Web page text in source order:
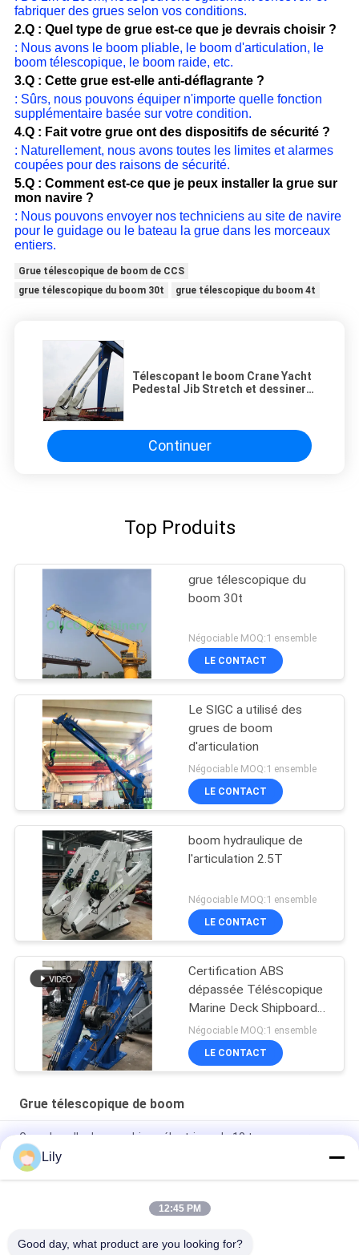
fabriquer des grues selon vos conditions.
2.Q : Quel type de grue est-ce que je devrais choisir ?
: Nous avons le boom pliable, le boom d'articulation, le
boom télescopique, le boom raide, etc.
3.Q : Cette grue est-elle anti-déflagrante ?
: Sûrs, nous pouvons équiper n'importe quelle fonction
supplémentaire basée sur votre condition.
4.Q : Fait votre grue ont des dispositifs de sécurité ?
: Naturellement, nous avons toutes les limites et alarmes
coupées pour des raisons de sécurité.
5.Q : Comment est-ce que je peux installer la grue sur
mon navire ?
: Nous pouvons envoyer nos techniciens au site de navire
pour le guidage ou le bateau la grue dans les morceaux
entiers.
Grue télescopique de boom de CCS
grue télescopique du boom 30t
grue télescopique du boom 4t
Télescopant le boom Crane Yacht
Pedestal Jib Stretch et dessiner
Continuer
Top Produits
grue télescopique du
boom 30t
Négociable MOQ:1 ensemble
LE CONTACT
Le SIGC a utilisé des
grues de boom
d'articulation
Négociable MOQ:1 ensemble
LE CONTACT
boom hydraulique de
l'articulation 2.5T
Négociable MOQ:1 ensemble
LE CONTACT
Certification ABS
dépassée Téléscopique
Marine Deck Shipboard
Boom Crane
Négociable MOQ:1 ensemble
LE CONTACT
Grue télescopique de boom
Grue de salle des machines électrique de 10 tonnes pour
navire
Grue de quai télescopique hydraulique 12T10M
Grue télescopique blanche de boom de Marine Hydraulic 3t
Lily
12:45 PM
Good day, what product are you looking for?